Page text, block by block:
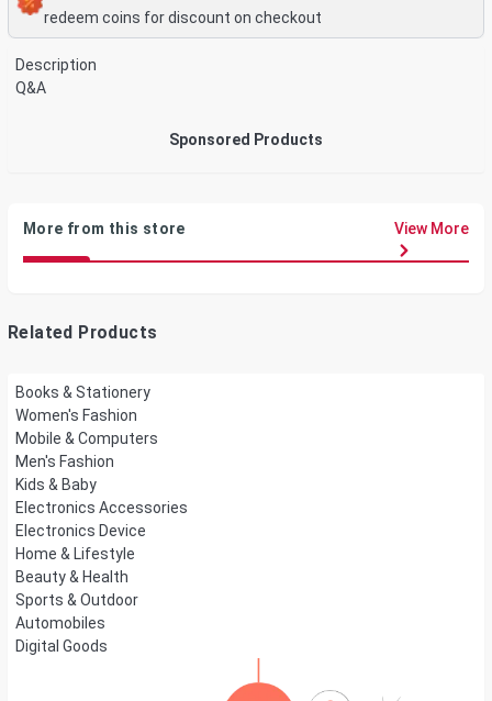
redeem coins for discount on checkout
Description
Q&A
Sponsored Products
More from this store View More
Related Products
Books & Stationery
Women's Fashion
Mobile & Computers
Men's Fashion
Kids & Baby
Electronics Accessories
Electronics Device
Home & Lifestyle
Beauty & Health
Sports & Outdoor
Automobiles
Digital Goods